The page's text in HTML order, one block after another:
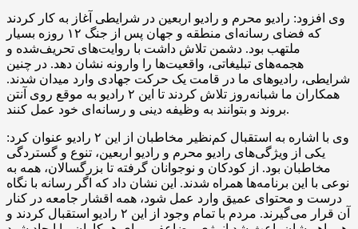
وی افزود: رادیو محرم و رادیو اربعین در شرایطی آغاز به کار کردند
که فضای رسانه‌ای منطقه و جهان پس از جنگ ۱۲ روزه بسیار
ملتهب بود. دشمن تلاش داشت با روایت‌های تحریف‌شده و
هجمه‌های تبلیغاتی، واقعیت‌ها را وارونه نشان دهد. در چنین
شرایطی، رادیوهای ما در قامت یک حرکت جهادی وارد میدان شدند.
همکاران ما شبانه‌روز تلاش کردند تا این ۲ رادیو به موقع روی آنتن
بروند و بتوانند به وظیفه دینی و رسانه‌ای خود عمل کنند.
وی با اشاره به استقبال کم‌نظیر مخاطبان از این ۲ رادیو عنوان کرد:
یکی از ویژگی‌های رادیو محرم و رادیو اربعین، تنوع و گستردگی
مخاطبان بود. از کودکان و نوجوانان گرفته تا بزرگسالان، همه به
نوعی با این برنامه‌ها همراه شدند. این نشان داد که اگر رسانه با نگاه
درست و محتوای عمیق وارد عمل شود، همه اقشار جامعه در کنار
آن قرار می‌گیرند. مردم با تمام وجود از این ۲ رادیو استقبال کردند و